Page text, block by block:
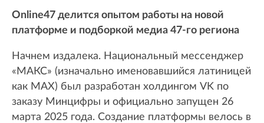
Online47 делится опытом работы на новой
платформе и подборкой медиа 47-го региона
Начнем издалека. Национальный мессенджер
«МАКС» (изначально именовавшийся латиницей
как MAX) был разработан холдингом VK по
заказу Минцифры и официально запущен 26
марта 2025 года. Создание платформы велось в